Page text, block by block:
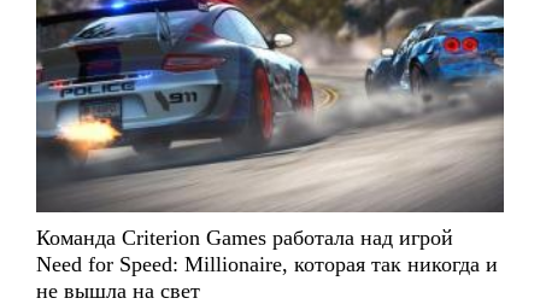
Команда Criterion Games работала над игрой
Need for Speed: Millionaire, которая так никогда и
не вышла на свет